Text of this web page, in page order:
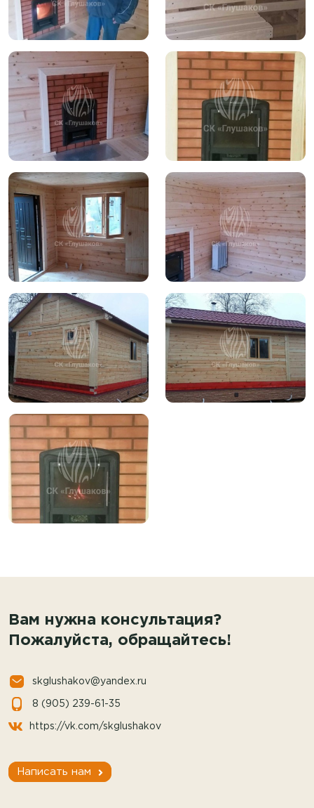
Вам нужна консультация?
Пожалуйста, обращайтесь!
skglushakov@yandex.ru
8 (905) 239-61-35
https://vk.com/skglushakov
Написать нам